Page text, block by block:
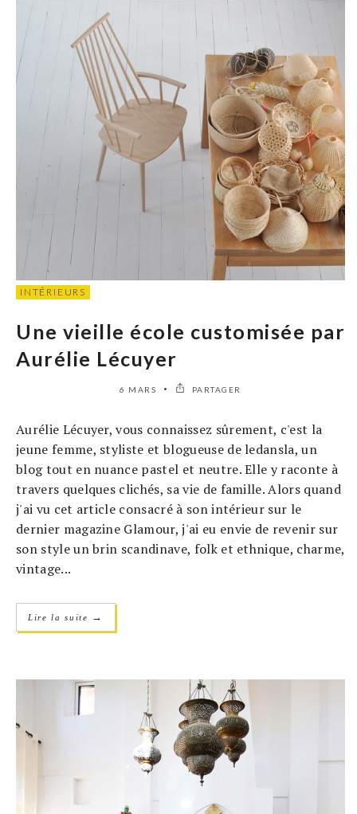
INTÉRIEURS
Une vieille école customisée par
Aurélie Lécuyer
6 MARS PARTAGER
Aurélie Lécuyer, vous connaissez sûrement, c'est la
jeune femme, styliste et blogueuse de ledansla, un
blog tout en nuance pastel et neutre. Elle y raconte à
travers quelques clichés, sa vie de famille. Alors quand
j'ai vu cet article consacré à son intérieur sur le
dernier magazine Glamour, j'ai eu envie de revenir sur
son style un brin scandinave, folk et ethnique, charme,
vintage...
Lire la suite →